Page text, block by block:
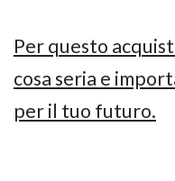
Per questo
cosa seria e
per il tuo futuro.